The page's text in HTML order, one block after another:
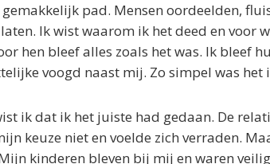
gemakkelijk pad. Mensen oordeelden,
Ik wist waarom ik het deed en voor
hen bleef alles zoals het was. Ik bleef
voogd naast mij. Zo simpel was het
ik dat ik het juiste had gedaan. De
keuze niet en voelde zich verraden.
kinderen bleven bij mij en waren